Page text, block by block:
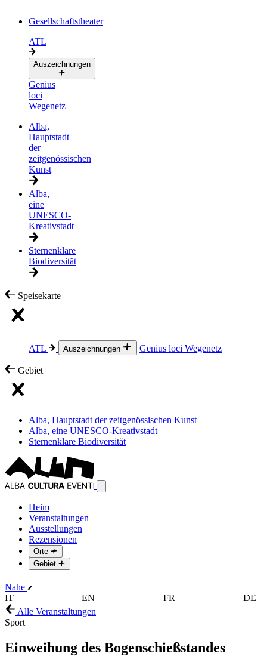
Gesellschaftstheater
ATL
Auszeichnungen
Genius
loci
Wegenetz
Alba,
Hauptstadt
der
zeitgenössischen
Kunst
Alba,
eine
UNESCO-
Kreativstadt
Sternenklare
Biodiversität
Speisekarte
ATL Auszeichnungen Genius loci Wegenetz
Gebiet
Alba, Hauptstadt der zeitgenössischen Kunst
Alba, eine UNESCO-Kreativstadt
Sternenklare Biodiversität
Heim
Veranstaltungen
Ausstellungen
Rezensionen
Orte
Gebiet
Nahe
IT
EN FR
DE
Alle Veranstaltungen
Sport
Einweihung des Bogenschießstandes